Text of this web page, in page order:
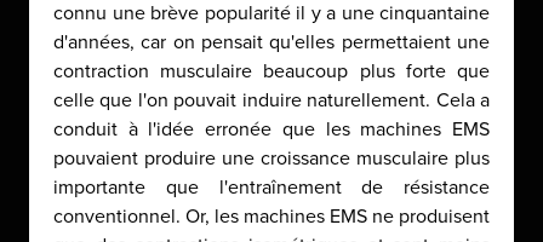
connu une brève popularité il y a une cinquantaine
d'années, car on pensait qu'elles permettaient une
contraction musculaire beaucoup plus forte que
celle que l'on pouvait induire naturellement. Cela a
conduit à l'idée erronée que les machines EMS
pouvaient produire une croissance musculaire plus
importante que l'entraînement de résistance
conventionnel. Or, les machines EMS ne produisent